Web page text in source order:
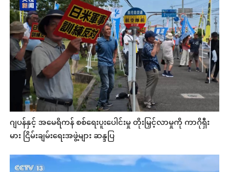
ဂျပန်နှင့် အမေရိကန် စစ်ရေးပူးပေါင်းမှု တိုးမြှင့်လာမှုကို ကာဂိုရှီး
မား ငြိမ်းချမ်းရေးအဖွဲ့များ ဆန္ဒပြ